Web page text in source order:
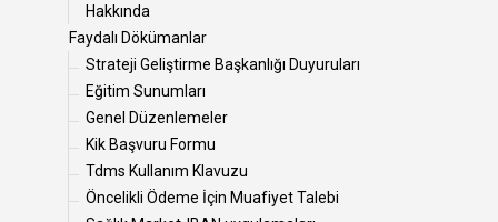
Hakkında
Faydalı Dökümanlar
Strateji Geliştirme Başkanlığı Duyuruları
Eğitim Sunumları
Genel Düzenlemeler
Kik Başvuru Formu
Tdms Kullanım Klavuzu
Öncelikli Ödeme İçin Muafiyet Talebi